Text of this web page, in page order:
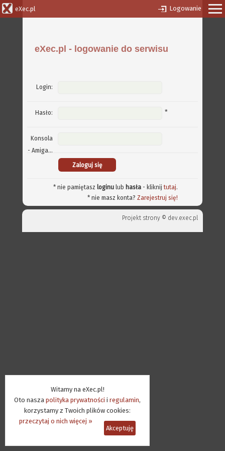
Witamy na eXec.pl!
Oto nasza polityka prywatności i regulamin,
korzystamy z Twoich plików cookies:
przeczytaj o nich więcej »
Akceptuję
eXec.pl Logowanie
eXec.pl - logowanie do serwisu
Login:
Hasło: *
Konsola
- Amiga...
* nie pamiętasz loginu lub hasła - kliknijtutaj.
* nie masz konta? Zarejestruj się!
Projekt strony © dev.exec.pl